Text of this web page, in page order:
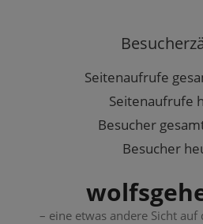
Seitenaufrufe
Seitenaufrufe
Besucher
Besucher
– eine etwas andere Sicht auf